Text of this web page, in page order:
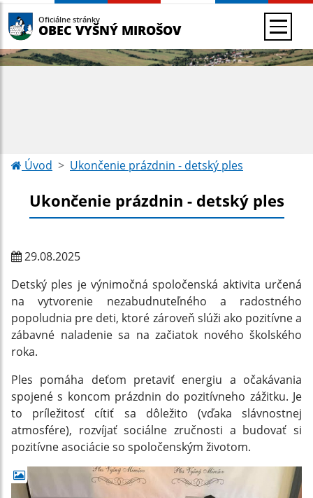
Oficiálne stránky
OBEC VYŠNÝ MIROŠOV
Úvod Ukončenie prázdnin - detský ples
Ukončenie prázdnin - detský ples
29.08.2025
Detský ples je výnimočná spoločenská aktivita určená
na vytvorenie nezabudnuteľného a radostného
popoludnia pre deti, ktoré zároveň slúži ako pozitívne a
zábavné naladenie sa na začiatok nového školského
roka.
Ples pomáha deťom pretaviť energiu a očakávania
spojené s koncom prázdnin do pozitívneho zážitku. Je
to príležitosť cítiť sa dôležito (vďaka slávnostnej
atmosfére), rozvíjať sociálne zručnosti a budovať si
pozitívne asociácie so spoločenským životom.